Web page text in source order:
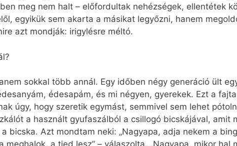
meg nem halt – előfordultak nehézségek, ellentétek
egyikük sem akarta a másikat legyőzni, hanem
azt mondják: irigylésre méltó.
sokkal több annál. Egy időben négy generáció ült
édesapám, és mi négyen, gyerekek. Ezt a
úgy, hogy szeretik egymást, semmivel sem lehet
a használt gyufaszálból a csillogó bicskájával, amit
Azt mondtam neki: „Nagyapa, adja nekem a